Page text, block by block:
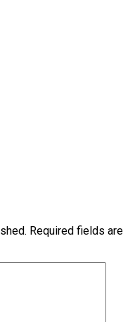
Required fields are